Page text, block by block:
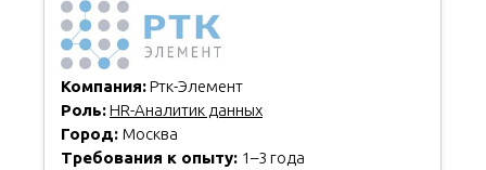
Компания:Ртк-Элемент
Роль:HR-Аналитик данных
Город: Москва
Требования к опыту: 1–3 года